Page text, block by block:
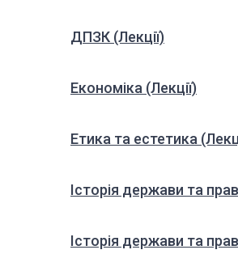
ДПЗК (Лекції)
Економіка (Лекції)
Етика та естетика
Історія держави та
Історія держави та